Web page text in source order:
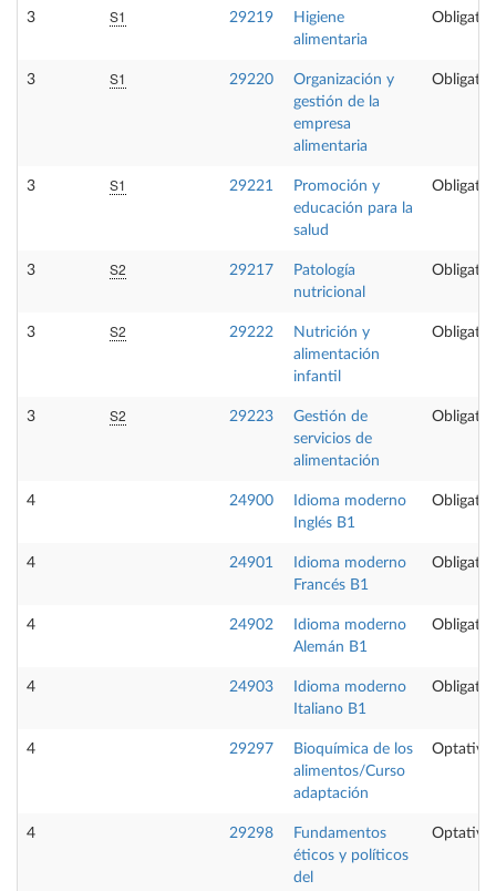
3 S1 29219
Higiene
alimentaria
3 S1 29220
Organización y
gestión de la
empresa
alimentaria
3 S1 29221
Promoción y
educación para la
salud
3 S2 29217
Patología
nutricional
3 S2 29222
Nutrición y
alimentación
infantil
3 S2 29223
Gestión de
servicios de
alimentación
4 24900
Idioma moderno
Inglés B1
4 24901
Idioma moderno
Francés B1
4 24902
Idioma moderno
Alemán B1
4 24903
Idioma moderno
Italiano B1
4 29297
Bioquímica de los
alimentos/Curso
adaptación
Optativa
4 29298
Fundamentos
éticos y políticos
del
Optativa